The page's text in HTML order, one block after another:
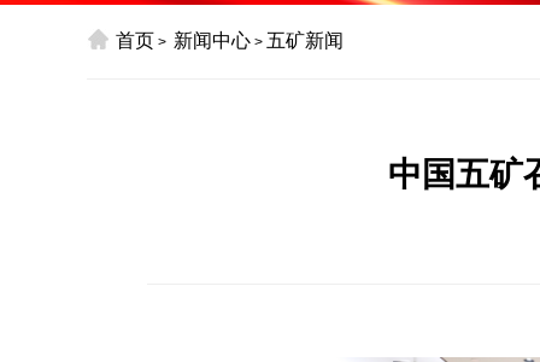
首页 > 新闻中心 > 五矿新闻
中国五矿